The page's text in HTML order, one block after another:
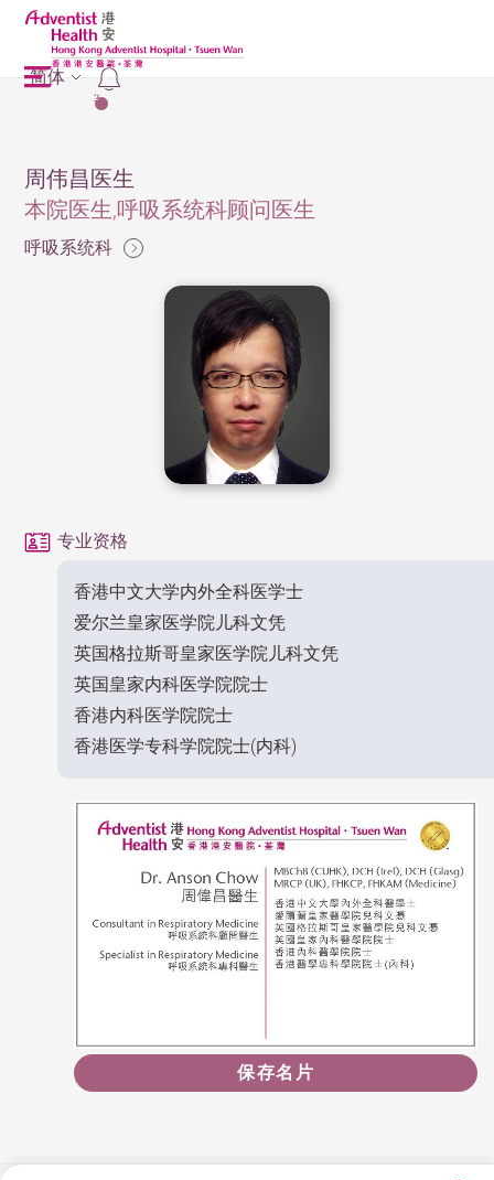
2
简体
周伟昌医生
本院医生,呼吸系统科顾问医生
呼吸系统科
专业资格
香港中文大学内外全科医学士
爱尔兰皇家医学院儿科文凭
英国格拉斯哥皇家医学院儿科文凭
英国皇家内科医学院院士
香港内科医学院院士
香港医学专科学院院士(内科)
保存名片